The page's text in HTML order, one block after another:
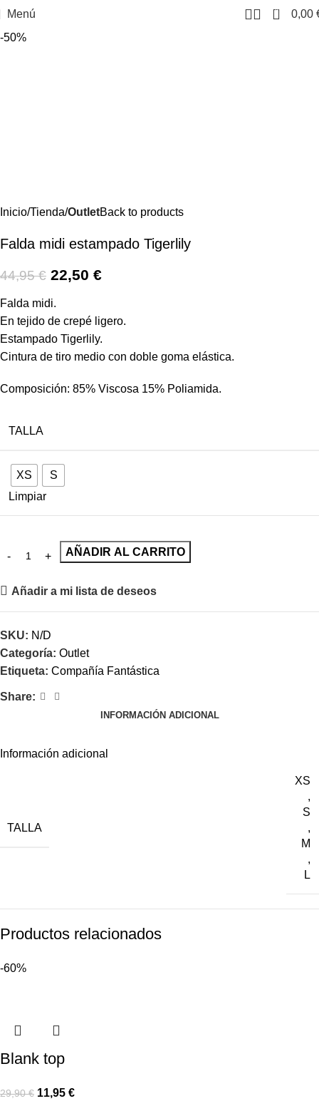
Menú 0 0,00
-50%
Inicio Tienda OutletBack to products
Falda midi estampado Tigerlily
44,95€ 22,50 €
Falda midi.
En tejido de crepé ligero.
Estampado Tigerlily.
Cintura de tiro medio con doble goma elástica.
Composición: 85% Viscosa 15% Poliamida.
TALLA
XS
S
Limpiar
AÑADIR AL CARRITO
Añadir a mi lista de deseos
SKU: N/D
Categoría: Outlet
Etiqueta: Compañía Fantástica
Share:
INFORMACIÓN ADICIONAL
Información adicional
TALLA
XS
,
S
,
M
,
L
Productos relacionados
-60%
Blank top
29,90€ 11,95 €